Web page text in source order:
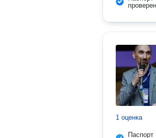
проверен
1 оценка
Паспорт